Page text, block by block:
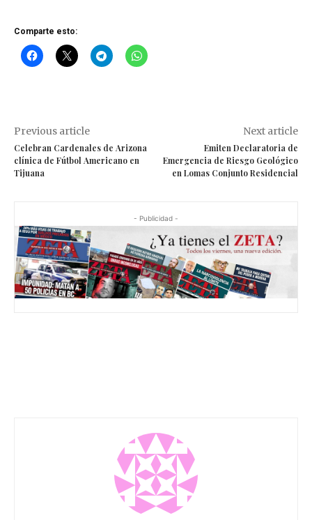
Comparte esto:
Previous article
Celebran Cardenales de Arizona
clínica de Fútbol Americano en
Tijuana
Next article
Emiten Declaratoria de
Emergencia de Riesgo Geológico
en Lomas Conjunto Residencial
- Publicidad -